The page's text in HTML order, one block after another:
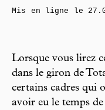
Lorsque vous lirez
dans le giron de
certains cadres qui
avoir eu le temps
Mis en ligne le